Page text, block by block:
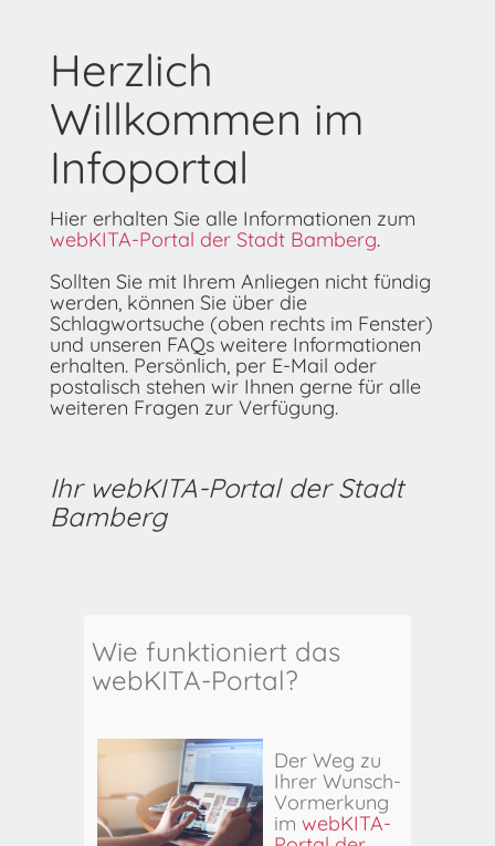
Herzlich
Willkommen im
Infoportal
Hier erhalten Sie alle Informationen zum
webKITA-Portal der Stadt Bamberg.
Sollten Sie mit Ihrem Anliegen nicht fündig
werden, können Sie über die
Schlagwortsuche (oben rechts im Fenster)
und unseren FAQs weitere Informationen
erhalten. Persönlich, per E-Mail oder
postalisch stehen wir Ihnen gerne für alle
weiteren Fragen zur Verfügung.
Ihr webKITA-Portal der Stadt
Bamberg
Wie funktioniert das
webKITA-Portal?
Der Weg zu
Ihrer Wunsch-
Vormerkung
im webKITA-